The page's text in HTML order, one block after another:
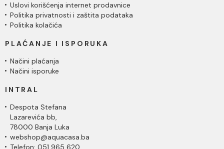
Uslovi korišćenja internet prodavnice
Politika privatnosti i zaštita podataka
Politika kolačića
PLAĆANJE I ISPORUKA
Načini plaćanja
Načini isporuke
INTRAL
Despota Stefana
Lazarevića bb,
78000 Banja Luka
webshop@aquacasa.ba
Telefon: 051 965 620